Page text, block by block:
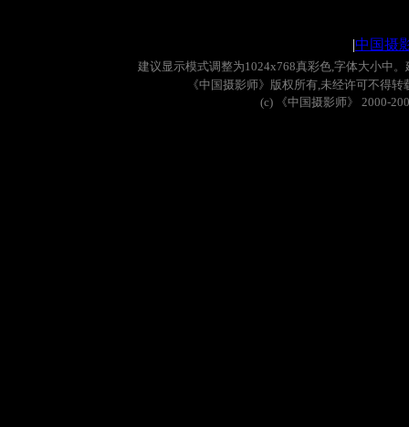
|中国摄
建议显示模式调整为1024x768真彩色,字体大小中。
《中国摄影师》版权所有,未经许可不得转
(c)
《中国摄影师》 2000-200